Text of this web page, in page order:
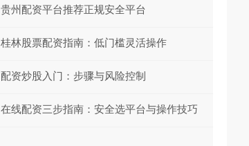
贵州配资平台推荐正规安全平台
桂林股票配资指南：低门槛灵活操作
配资炒股入门：步骤与风险控制
在线配资三步指南：安全选平台与操作技巧